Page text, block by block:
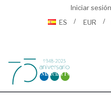
Iniciar sesión
ES
EUR